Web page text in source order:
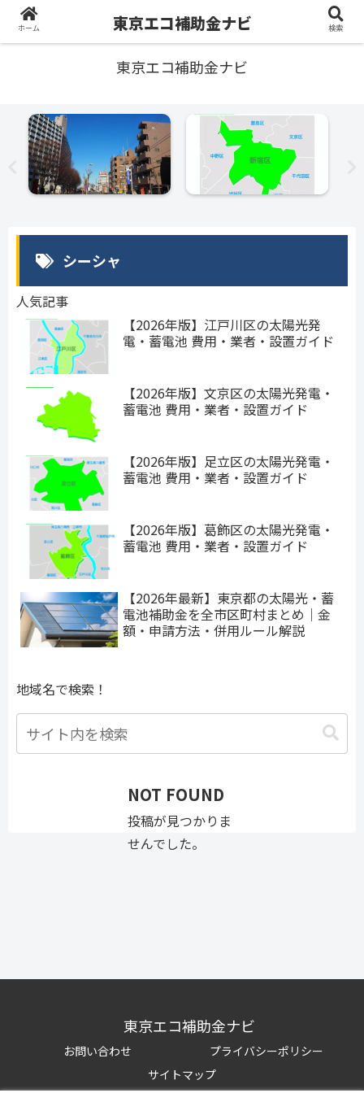
東京エコ補助金ナビ
シーシャ
人気記事
【2026年版】江戸川区の太陽光発
電・蓄電池 費用・業者・設置ガイド
【2026年版】文京区の太陽光発電・
蓄電池 費用・業者・設置ガイド
【2026年版】足立区の太陽光発電・
蓄電池 費用・業者・設置ガイド
【2026年版】葛飾区の太陽光発電・
蓄電池 費用・業者・設置ガイド
【2026年最新】東京都の太陽光・蓄
電池補助金を全市区町村まとめ｜金
額・申請方法・併用ルール解説
地域名で検索！
NOT FOUND
投稿が見つかりま
せんでした。
東京エコ補助金ナビ
お問い合わせ
プライバシーポリシー
サイトマップ
ホーム 東京エコ補助金ナビ 検索